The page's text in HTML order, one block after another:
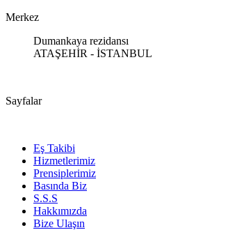
Merkez
Dumankaya rezidansı
ATAŞEHİR - İSTANBUL
Sayfalar
Eş Takibi
Hizmetlerimiz
Prensiplerimiz
Basında Biz
S.S.S
Hakkımızda
Bize Ulaşın